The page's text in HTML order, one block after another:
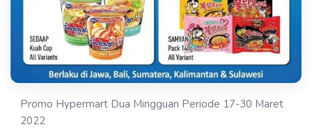
Promo Hypermart Dua Mingguan Periode 17-30 Maret
2022